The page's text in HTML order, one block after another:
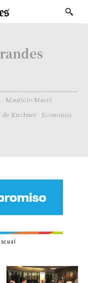
Mauricio Macri
de Kirchner
Economía